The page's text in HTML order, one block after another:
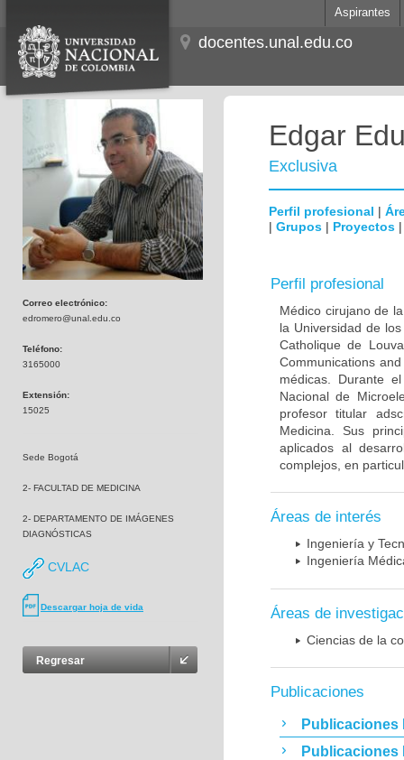
Aspirantes
docentes.unal.edu.co
Correo electrónico:
edromero@unal.edu.co
Teléfono:
3165000
Extensión:
15025
Sede Bogotá
2- FACULTAD DE MEDICINA
2- DEPARTAMENTO DE IMÁGENES
DIAGNÓSTICAS
CVLAC
Descargar hoja de vida
Regresar
Edgar
Exclusiva
Perfil profesional |
| Grupos | Proyectos
Perfil profesional
Médico cirujano de
la Universidad de
Catholique de
Communications
médicas. Durante
Nacional de
profesor titular
Medicina. Sus
aplicados al
complejos, en
Áreas de interés
Ingeniería y
Ingeniería
Áreas de
Ciencias de la
Publicaciones
Publicaciones
Publicaciones